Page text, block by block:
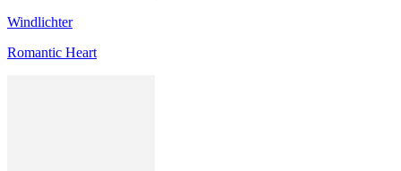
Windlichter
Romantic Heart